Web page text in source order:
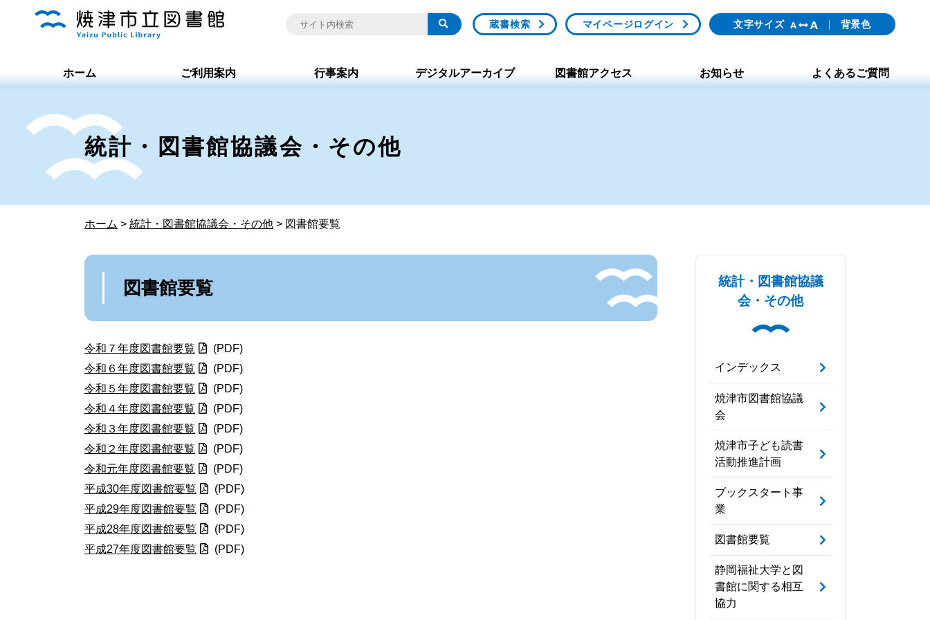
蔵書検索 マイページログイン 文字サイズ 背景色
ホーム ご利用案内 行事案内 デジタルアーカイブ 図書館アクセス お知らせ よくあるご質問
統計・図書館協議会・その他
ホーム > 統計・図書館協議会・その他 > 図書館要覧
図書館要覧
令和７年度図書館要覧
(PDF)
令和６年度図書館要覧
(PDF)
令和５年度図書館要覧
(PDF)
令和４年度図書館要覧
(PDF)
令和３年度図書館要覧
(PDF)
令和２年度図書館要覧
(PDF)
令和元年度図書館要覧
(PDF)
平成30年度図書館要覧
(PDF)
平成29年度図書館要覧
(PDF)
平成28年度図書館要覧
(PDF)
平成27年度図書館要覧
(PDF)
統計・図書館協議
会・その他
インデックス
焼津市図書館協議
会
焼津市子ども読書
活動推進計画
ブックスタート事
業
図書館要覧
静岡福祉大学と図
書館に関する相互
協力